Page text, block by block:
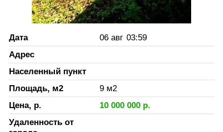
Дата 06 авг 03:59
Адрес
Населенный пункт
Площадь, м2
9 м2
Цена, р.
10 000 000р.
Удаленность от